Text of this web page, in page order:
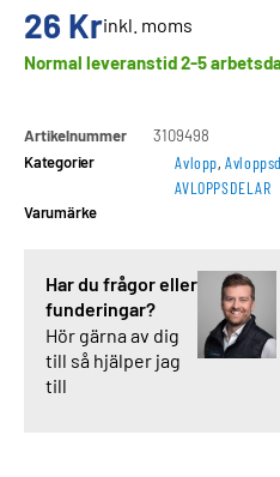
26 Krinkl. moms
Normal leveranstid 2-5
Artikelnummer
3109498
Kategorier
Avlopp,
AVLOPPSDELAR
Varumärke
Har du frågor eller
funderingar?
Hör gärna av dig
till så hjälper jag
till